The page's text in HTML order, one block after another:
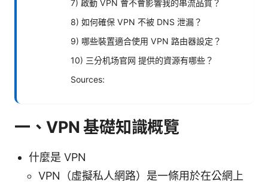
7) 啟動 VPN 會不會影響我的串流品質？
8) 如何確保 VPN 不被 DNS 泄漏？
9) 哪些裝置適合使用 VPN 路由器設定？
10) 三分机场官网 提供的資源有哪些？
Sources:
一、VPN 基礎知識概覽
什麼是 VPN
VPN（虛擬私人網路）是一條用於在公網上